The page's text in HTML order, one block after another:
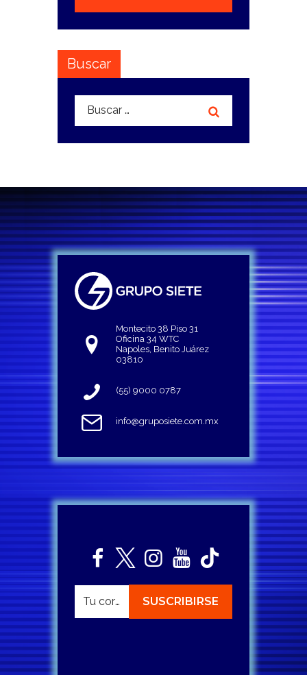
Buscar
Buscar:
Montecito 38 Piso 31
Oficina 34 WTC
Napoles, Benito Juárez
03810
(55) 9000 0787
info@gruposiete.com.mx